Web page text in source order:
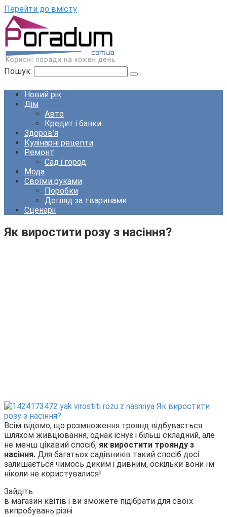
Перейти до вмісту
Пошук:
Новий рік
Дім
Авто
Кредит і банки
Здоров’я
Кулінарні рецепти
Ремонт
Сад і город
Мода
Своїми руками
Поробки
Догляд за тваринами
Сценарії
Як виростити розу з насіння?
Всім відомо, що розмноження троянд відбувається
шляхом живцювання, однак існує і більш складний, але
не менш цікавий спосіб, як виростити троянду з
насіння. Для багатьох садівників такий спосіб досі
залишається чимось диким і дивним, оскільки вони їм
ніколи не користувалися!
Зайдіть
в магазин квітів і ви зможете підібрати для своїх
випробувань різні